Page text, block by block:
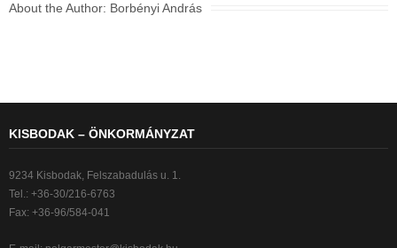
About the Author: Borbényi András
KISBODAK – ÖNKORMÁNYZAT
9234 Kisbodak, Felszabadulás u. 1.
Tel.: +36-30/216-6763
Fax: +36-96/584-041